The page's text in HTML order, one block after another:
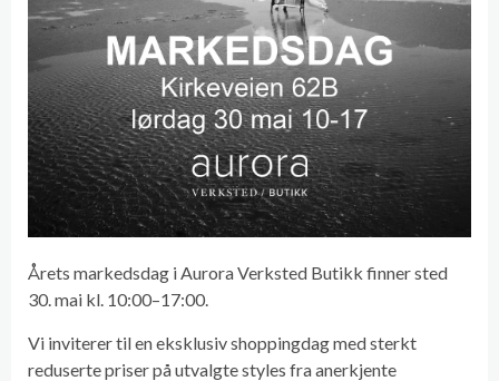
Årets markedsdag i Aurora Verksted Butikk finner sted
30. mai kl. 10:00–17:00.
Vi inviterer til en eksklusiv shoppingdag med sterkt
reduserte priser på utvalgte styles fra anerkjente